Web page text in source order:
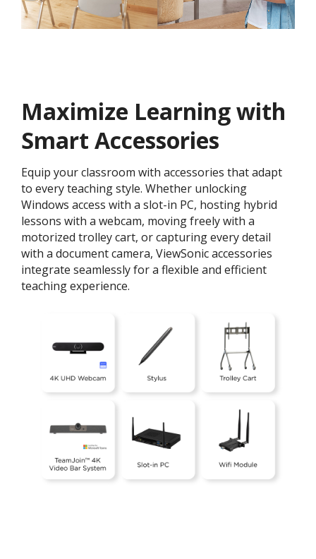
Maximize Learning with
Smart Accessories
Equip your classroom with accessories that adapt
to every teaching style. Whether unlocking
Windows access with a slot-in PC, hosting hybrid
lessons with a webcam, moving freely with a
motorized trolley cart, or capturing every detail
with a document camera, ViewSonic accessories
integrate seamlessly for a flexible and efficient
teaching experience.